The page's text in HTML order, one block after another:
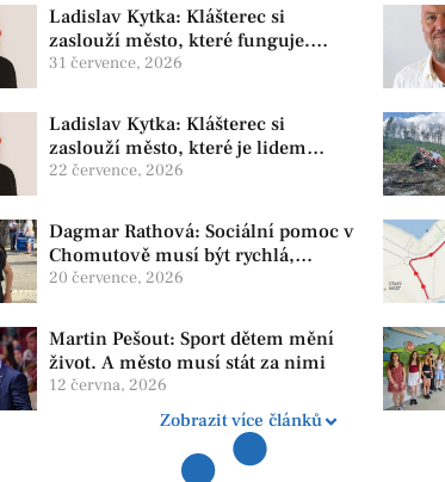
Ladislav Kytka: Klášterec si
zaslouží město, které funguje.
Proto předkládáme program, který
31 července, 2026
Ladislav Kytka: Klášterec si
zaslouží město, které je lidem
nablízku
22 července, 2026
Dagmar Rathová: Sociální pomoc v
Chomutově musí být rychlá,
srozumitelná a férová. Ne udržovat
20 července, 2026
Martin Pešout: Sport dětem mění
život. A město musí stát za nimi
12 června, 2026
Zobrazit více článků